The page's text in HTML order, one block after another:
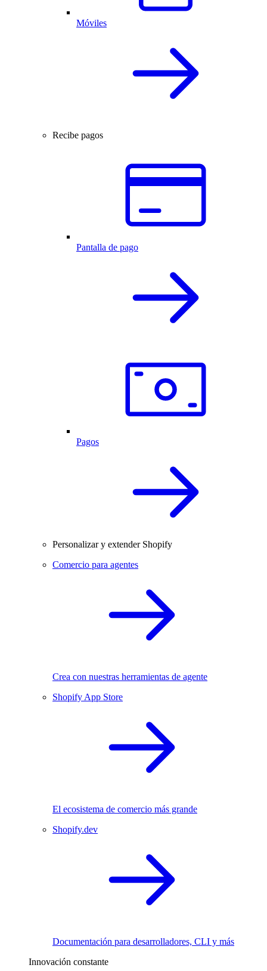
Móviles
Recibe pagos
Pantalla de pago
Pagos
Personalizar y extender Shopify
Comercio para agentes
Crea con nuestras herramientas de agente
Shopify App Store
El ecosistema de comercio más grande
Shopify.dev
Documentación para desarrolladores, CLI y más
Innovación constante